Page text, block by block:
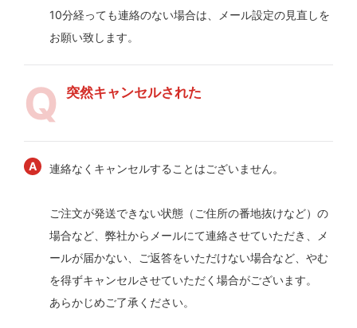
10分経っても連絡のない場合は、メール設定の見直しを
お願い致します。
突然キャンセルされた
連絡なくキャンセルすることはございません。
ご注文が発送できない状態（ご住所の番地抜けなど）の
場合など、弊社からメールにて連絡させていただき、メ
ールが届かない、ご返答をいただけない場合など、やむ
を得ずキャンセルさせていただく場合がございます。
あらかじめご了承ください。